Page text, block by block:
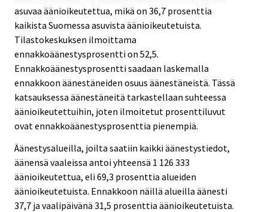
asuvaa äänioikeutettua, mikä on 36,7 prosenttia
kaikista Suomessa asuvista äänioikeutetuista.
Tilastokeskuksen ilmoittama
ennakkoäänestysprosentti on 52,5.
Ennakkoäänestysprosentti saadaan laskemalla
ennakkoon äänestäneiden osuus äänestäneistä. Tässä
katsauksessa äänestäneitä tarkastellaan suhteessa
äänioikeutettuihin, joten ilmoitetut prosenttiluvut
ovat ennakkoäänestysprosenttia pienempiä.
Äänestysalueilla, joilta saatiin kaikki äänestystiedot,
äänensä vaaleissa antoi yhteensä 1 126 333
äänioikeutettua, eli 69,3 prosenttia alueiden
äänioikeutetuista. Ennakkoon näillä alueilla äänesti
37,7 ja vaalipäivänä 31,5 prosenttia äänioikeutetuista.